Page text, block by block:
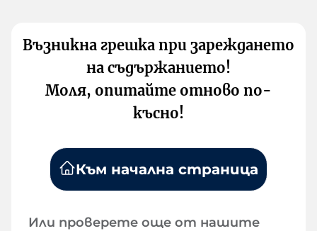
Възникна грешка при зареждането
на съдържанието!
Моля, опитайте отново по-
късно!
Към начална страница
Или проверете още от нашите